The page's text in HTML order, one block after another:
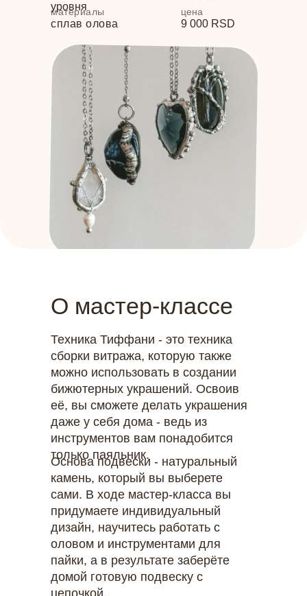
уровня
9 000 RSD
цена
сплав олова
материалы
О мастер-классе
Техника Тиффани - это техника
сборки витража, которую также
можно использовать в создании
бижютерных украшений. Освоив
её, вы сможете делать украшения
даже у себя дома - ведь из
инструментов вам понадобится
только паяльник.
Основа подвески - натуральный
камень, который вы выберете
сами. В ходе мастер-класса вы
придумаете индивидуальный
дизайн, научитесь работать с
оловом и инструментами для
пайки, а в результате заберёте
домой готовую подвеску с
цепочкой.